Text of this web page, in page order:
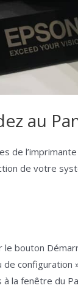
au
de
de votre
le bouton
de
la fenêtre du